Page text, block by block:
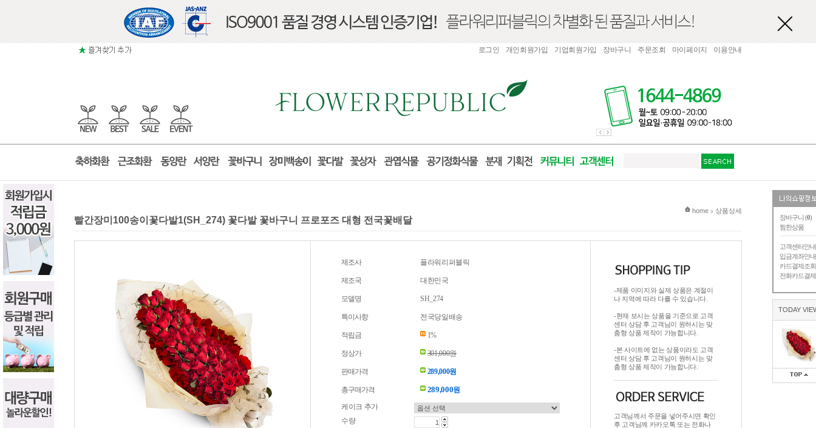
장바구니 (0)
찜한상품
고객센터안내
입금계좌안내
카드결제조회
전화카드결제
TODAY
로그인 개인회원가입 기업회원가입 장바구니 주문조회 마이페이지 이용안내
현재 위치
home > 상품상세
빨간장미100송이꽃다발1(SH_274) 꽃다발 꽃바구니 프로포즈 대형 전국꽃배달
제조사 플라워리퍼블릭
제조국 대한민국
모델명 SH_274
특이사항 전국당일배송
적립금 1%
정상가 301,000원
판매가격 289,000원
총구매가격 289,000원
케이크 추가
수량
-제품 이미지와 실제 상품은 계절이
나 지역에 따라 다를 수 있습니다.
-현재 보시는 상품을 기준으로 고객
센터 상담 후 고객님이 원하시는 맞
춤형 상품 제작이 가능합니다.
-본 사이트에 없는 상품이라도 고객
센터 상담 후 고객님이 원하시는 맞
춤형 상품 제작이 가능합니다.
고객님께서 주문을 넣어주시면 확인
후 고객님께 카카오톡 또는 전화나